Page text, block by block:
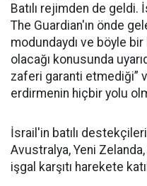
Batılı rejimden de geldi.
The Guardian'ın önde
modundaydı ve böyle
olacağı konusunda
zaferi garanti etmediği”
erdirmenin hiçbir yolu
İsrail'in batılı
Avustralya, Yeni
işgal karşıtı harekete